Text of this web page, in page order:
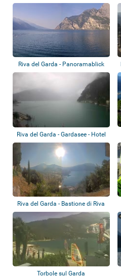
Riva del Garda - Panoramablick
Riva del Garda - Gardasee - Hotel
Europa
Riva del Garda - Bastione di Riva
Torbole sul Garda